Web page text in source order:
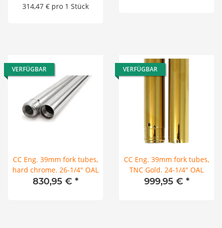
314,47 € pro 1 Stück
VERFÜGBAR
CC Eng. 39mm fork tubes,
hard chrome. 26-1/4" OAL
830,95 € *
VERFÜGBAR
CC Eng. 39mm fork tubes,
TNC Gold. 24-1/4" OAL
999,95 € *